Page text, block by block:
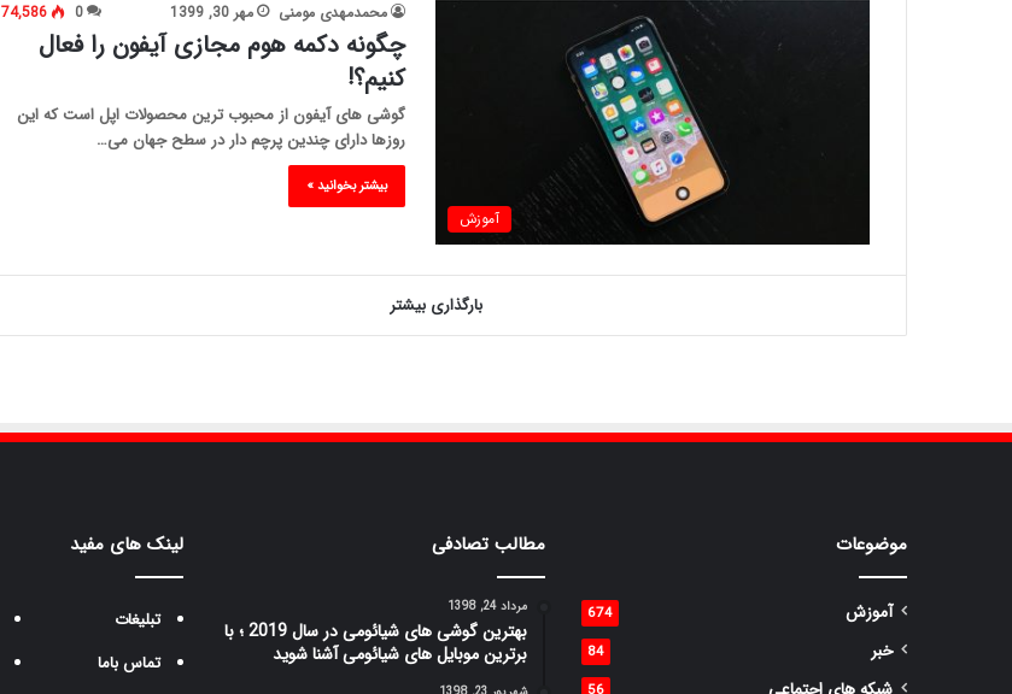
آموزش
محمدمهدی مومنی مهر 30, 1399 0
74,586
چگونه دکمه هوم مجازی آیفون را فعال
کنیم؟!
گوشی های آیفون از محبوب ترین محصولات اپل است که این
روزها دارای چندین پرچم دار در سطح جهان می…
بیشتر بخوانید »
بارگذاری بیشتر
موضوعات
آموزش 674
خبر 84
مطالب تصادفی
مرداد 24, 1398
بهترین گوشی های شیائومی در سال 2019 ؛ با
برترین موبایل های شیائومی آشنا شوید
لینک های مفید
تبلیغات
تماس باما